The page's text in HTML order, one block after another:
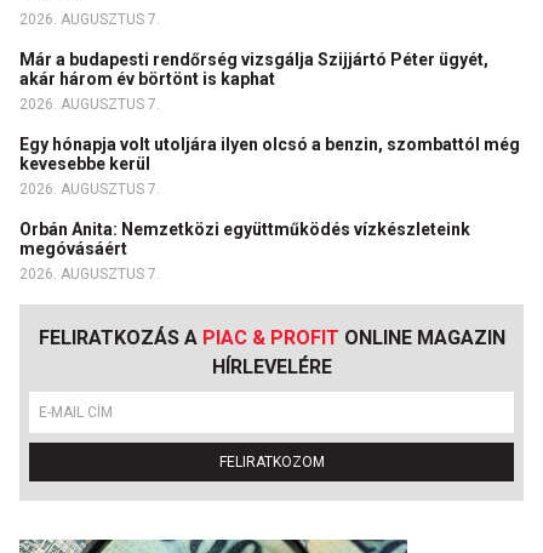
2026. AUGUSZTUS 7.
Már a budapesti rendőrség vizsgálja Szijjártó Péter ügyét,
akár három év börtönt is kaphat
2026. AUGUSZTUS 7.
Egy hónapja volt utoljára ilyen olcsó a benzin, szombattól még
kevesebbe kerül
2026. AUGUSZTUS 7.
Orbán Anita: Nemzetközi együttműködés vízkészleteink
megóvásáért
2026. AUGUSZTUS 7.
FELIRATKOZÁS A PIAC & PROFIT ONLINE MAGAZIN
HÍRLEVELÉRE
FELIRATKOZOM